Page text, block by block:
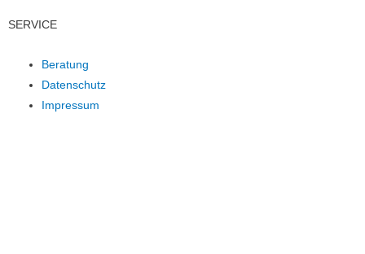
SERVICE
Beratung
Datenschutz
Impressum